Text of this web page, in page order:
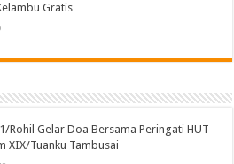
Gratis
Rohil Gelar Doa Bersama Peringati HUT
XIX/Tuanku Tambusai